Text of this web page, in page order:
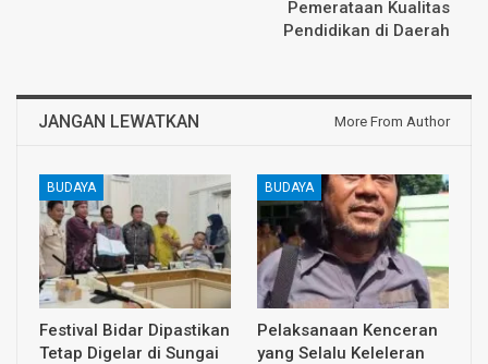
Pemerataan Kualitas
Pendidikan di Daerah
JANGAN LEWATKAN More From Author
BUDAYA
Festival Bidar Dipastikan
Tetap Digelar di Sungai
BUDAYA
Pelaksanaan Kenceran
yang Selalu Keleleran